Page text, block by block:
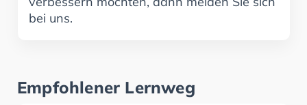
bei uns.
Empfohlener Lernweg